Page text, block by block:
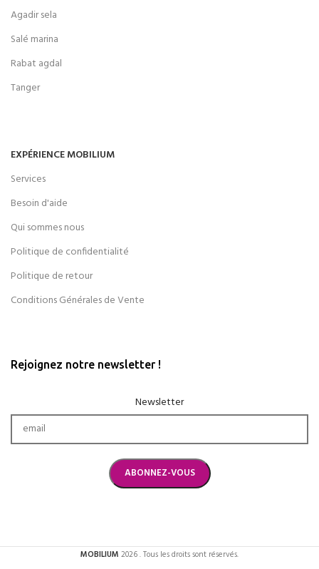
Agadir sela
Salé marina
Rabat agdal
Tanger
EXPÉRIENCE MOBILIUM
Services
Besoin d'aide
Qui sommes nous
Politique de confidentialité
Politique de retour
Conditions Générales de Vente
Rejoignez notre newsletter !
Newsletter
MOBILIUM 2026 . Tous les droits sont réservés.